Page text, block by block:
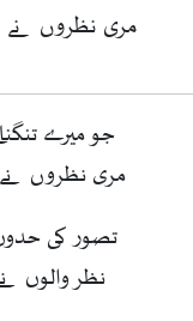
مری نظروں نے
جو میرے
مری نظروں
تصور کی
نظر والوں